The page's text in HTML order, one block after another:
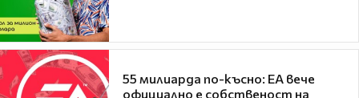
55 милиарда по-късно: EA вече
официално е собственост на